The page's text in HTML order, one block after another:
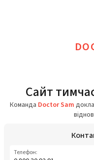
Сайт
Команда Doctor Sam
Телефон: